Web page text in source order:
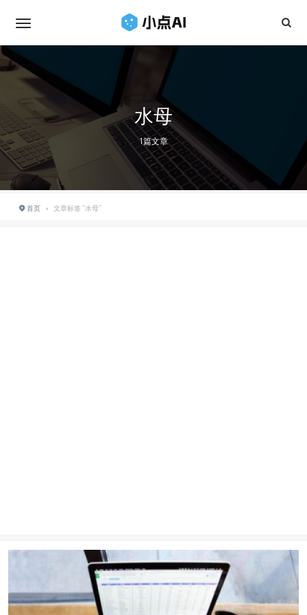
水母
1篇文章
首页 › 文章标签 "水母"